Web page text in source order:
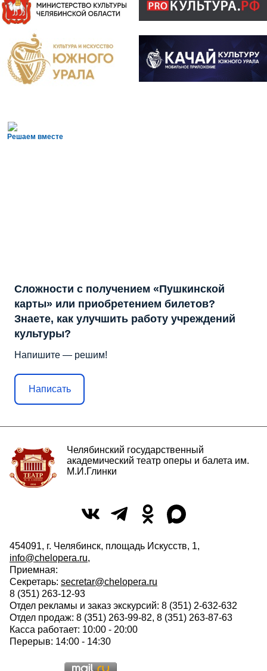
Решаем вместе
Сложности с получением «Пушкинской
карты» или приобретением билетов?
Знаете, как улучшить работу учреждений
культуры?
Напишите — решим!
Написать
Челябинский государственный
академический театр оперы и балета им.
М.И.Глинки
454091, г. Челябинск, площадь Искусств, 1,
info@chelopera.ru,
Приемная:
Секретарь: secretar@chelopera.ru
8 (351) 263-12-93
Отдел рекламы и заказ экскурсий: 8 (351) 2-632-632
Отдел продаж: 8 (351) 263-99-82, 8 (351) 263-87-63
Касса работает: 10:00 - 20:00
Перерыв: 14:00 - 14:30